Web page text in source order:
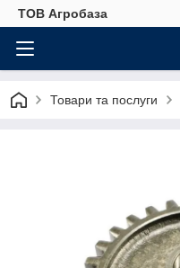
ТОВ Агробаза
Товари та послуги